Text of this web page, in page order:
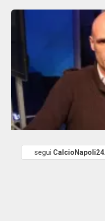
segui